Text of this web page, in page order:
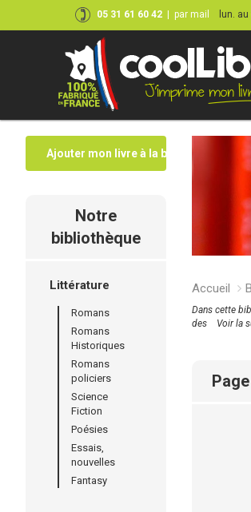
05 31 61 60 42 par mail lun.
Ajouter mon livre à la bibliothèque
Notre
bibliothèque
Littérature
Romans
Romans
Historiques
Romans
policiers
Science
Fiction
Poésies
Essais,
nouvelles
Fantasy
Accueil
Dans cette
des
Voir la